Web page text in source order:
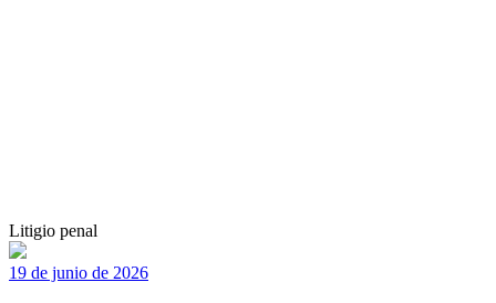
Litigio penal
19 de junio de 2026